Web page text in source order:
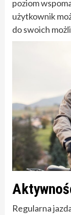
poziom
użytkownik
do swoich
Regularna